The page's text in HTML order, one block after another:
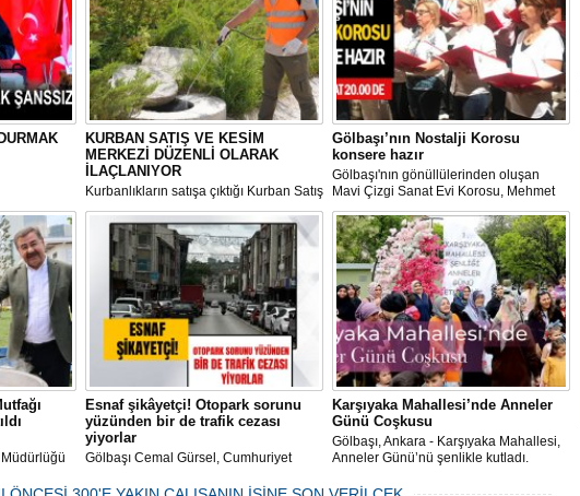
KURBAN SATIŞ VE KESİM
MERKEZİ DÜZENLİ OLARAK
İLAÇLANIYOR
Kurbanlıkların satışa çıktığı Kurban Satış
ve Kesim Merkezi, haşere ve
mikropların önüne geçilmesi amacıyla
her gün Gölbaşı Belediyesi ekipleri
tarafından düzenli olarak ilaçlanıyor.
Gölbaşı’nın Nostalji Korosu
konsere hazır
Gölbaşı'nın gönüllülerinden oluşan
Mavi Çizgi Sanat Evi Korosu, Mehmet
Akif Ersoy Kültür Merkezi’nde vereceği
konsere hızır.
devam
Esnaf şikâyetçi! Otopark sorunu
yüzünden bir de trafik cezası
yiyorlar
Gölbaşı Cemal Gürsel, Cumhuriyet
bulunan esnaf ve alışverişe gelen
Karşıyaka Mahallesi’nde Anneler
Günü Coşkusu
Gölbaşı, Ankara - Karşıyaka Mahallesi,
Anneler Günü’nü şenlikle kutladı.
öncülüğünde düzenlenen 1. Karşıyaka